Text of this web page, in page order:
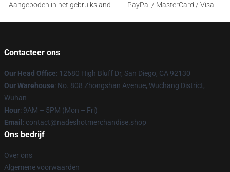
Aangeboden in het gebruiksland
PayPal / MasterCard / Visa
Contacteer ons
Our Head Office: 12680 High Bluff Dr, San Diego, CA 92130
Our Warehouse: No. 808 Zhongshan Avenue, Wuchang District,
Wuhan
Hour: 9AM – 5PM (Mon – Fri)
Email : contact@nadeshotmerchandise.shop
Ons bedrijf
Over ons
Algemene voorwaarden